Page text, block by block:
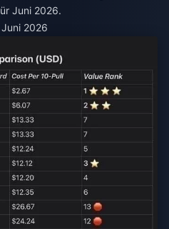
Juni 2026.
2026